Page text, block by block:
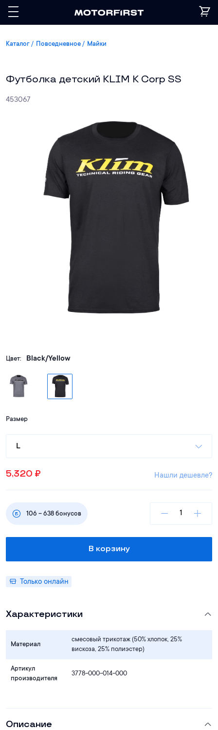
Каталог Повседневное Майки
Футболка детский KLIM K Corp SS
453067
Цвет: Black/Yellow
Размер
L
5,320 ₽ Нашли дешевле?
106 – 638 бонусов
В корзину
Только онлайн
Характеристики
Материал
смесовый трикотаж (50% хлопок, 25%
вискоза, 25% полиэстер)
Артикул
производителя
3778-000-014-000
Описание